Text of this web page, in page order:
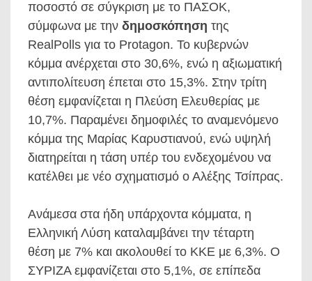
ποσοστό σε σύγκριση με το ΠΑΣΟΚ,
σύμφωνα με την δημοσκόπηση της
RealPolls για το Protagon. Το κυβερνών
κόμμα ανέρχεται στο 30,6%, ενώ η αξιωματική
αντιπολίτευση έπεται στο 15,3%. Στην τρίτη
θέση εμφανίζεται η Πλεύση Ελευθερίας με
10,7%. Παραμένει δημοφιλές το αναμενόμενο
κόμμα της Μαρίας Καρυστιανού, ενώ υψηλή
διατηρείται η τάση υπέρ του ενδεχομένου να
κατέλθει με νέο σχηματισμό ο Αλέξης Τσίπρας.
Ανάμεσα στα ήδη υπάρχοντα κόμματα, η
Ελληνική Λύση καταλαμβάνει την τέταρτη
θέση με 7% και ακολουθεί το ΚΚΕ με 6,3%. Ο
ΣΥΡΙΖΑ εμφανίζεται στο 5,1%, σε επίπεδα